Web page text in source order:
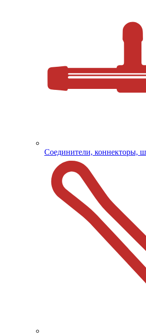
Соединители, коннекторы,